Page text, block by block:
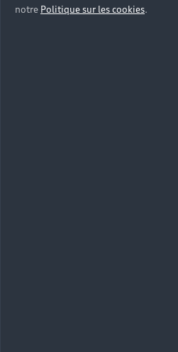
notre Politique sur les cookies.